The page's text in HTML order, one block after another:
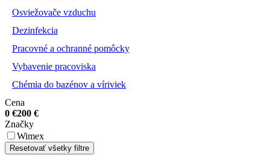
Osviežovače vzduchu
Dezinfekcia
Pracovné a ochranné pomôcky
Vybavenie pracoviska
Chémia do bazénov a víriviek
Cena
0 €200 €
Značky
Wimex
Resetovať všetky filtre